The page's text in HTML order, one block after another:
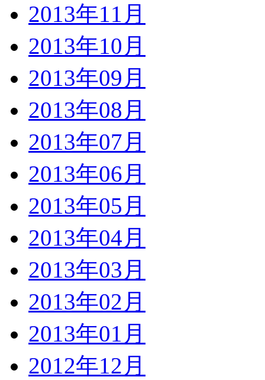
2013年11月
2013年10月
2013年09月
2013年08月
2013年07月
2013年06月
2013年05月
2013年04月
2013年03月
2013年02月
2013年01月
2012年12月